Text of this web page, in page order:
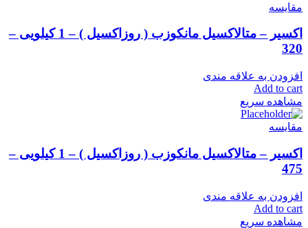
مقایسه
اکسیر – متالاکسیل مانکوزب ( روزاکسیل ) – 1 کیلویی –
320
افزودن به علاقه مندی
Add to cart
مشاهده سریع
مقایسه
اکسیر – متالاکسیل مانکوزب ( روزاکسیل ) – 1 کیلویی –
475
افزودن به علاقه مندی
Add to cart
مشاهده سریع